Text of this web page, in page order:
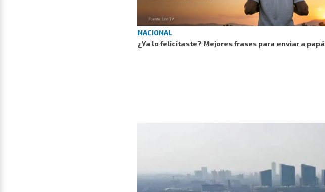
NACIONAL
¿Ya lo felicitaste? Mejores frases para enviar a papá